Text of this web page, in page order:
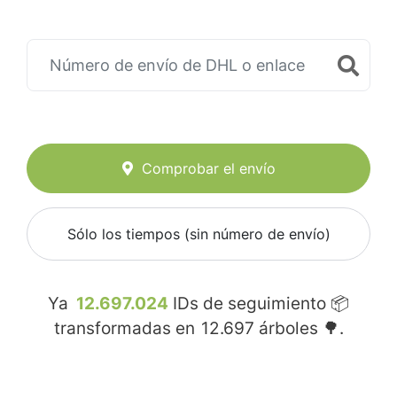
Comprobar el envío
Sólo los tiempos (sin número de envío)
Ya 12.697.024 IDs de seguimiento 📦
transformadas en 12.697 árboles 🌳.